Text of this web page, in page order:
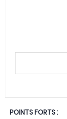
POINTS FORTS :